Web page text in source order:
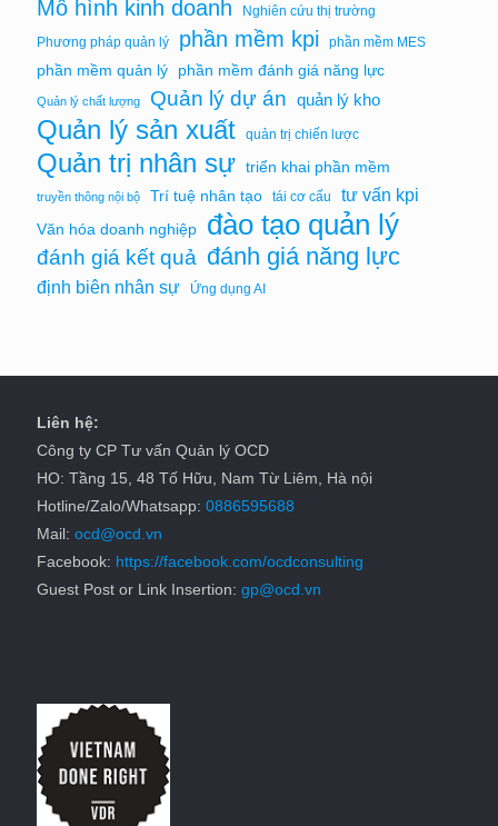
Mô hình kinh doanh
Nghiên cứu thị trường
Phương pháp quản lý
phần mềm kpi phần mềm MES
phần mềm quản lý phần mềm đánh giá năng lực
Quản lý chất lượng Quản lý dự án quản lý kho
Quản lý sản xuất quản trị chiến lược
Quản trị nhân sự triển khai phần mềm
truyền thông nội bộ Trí tuệ nhân tạo tái cơ cấu tư vấn kpi
Văn hóa doanh nghiệp đào tạo quản lý
đánh giá kết quả đánh giá năng lực
định biên nhân sự Ứng dụng AI
Liên hệ:
Công ty CP Tư vấn Quản lý OCD
HO: Tầng 15, 48 Tố Hữu, Nam Từ Liêm, Hà nội
Hotline/Zalo/Whatsapp: 0886595688
Mail: ocd@ocd.vn
Facebook: https://facebook.com/ocdconsulting
Guest Post or Link Insertion: gp@ocd.vn